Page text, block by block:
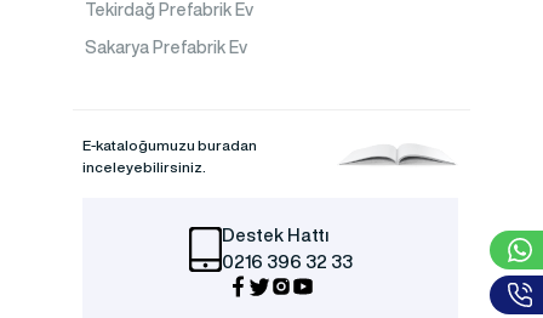
Tekirdağ Prefabrik Ev
Sakarya Prefabrik Ev
E-kataloğumuzu buradan
inceleyebilirsiniz.
Destek Hattı
0216 396 32 33